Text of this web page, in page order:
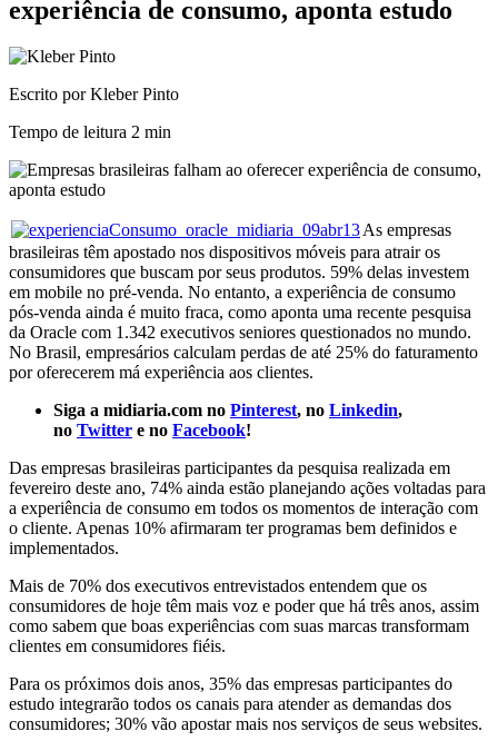
experiência de consumo, aponta estudo
Escrito por Kleber Pinto
Tempo de leitura 2 min
As empresas
brasileiras têm apostado nos dispositivos móveis para atrair os
consumidores que buscam por seus produtos. 59% delas investem
em mobile no pré-venda. No entanto, a experiência de consumo
pós-venda ainda é muito fraca, como aponta uma recente pesquisa
da Oracle com 1.342 executivos seniores questionados no mundo.
No Brasil, empresários calculam perdas de até 25% do faturamento
por oferecerem má experiência aos clientes.
Siga a midiaria.com no Pinterest, no Linkedin,
no Twitter e no Facebook!
Das empresas brasileiras participantes da pesquisa realizada em
fevereiro deste ano, 74% ainda estão planejando ações voltadas para
a experiência de consumo em todos os momentos de interação com
o cliente. Apenas 10% afirmaram ter programas bem definidos e
implementados.
Mais de 70% dos executivos entrevistados entendem que os
consumidores de hoje têm mais voz e poder que há três anos, assim
como sabem que boas experiências com suas marcas transformam
clientes em consumidores fiéis.
Para os próximos dois anos, 35% das empresas participantes do
estudo integrarão todos os canais para atender as demandas dos
consumidores; 30% vão apostar mais nos serviços de seus websites.